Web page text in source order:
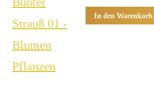
In den Warenkorb